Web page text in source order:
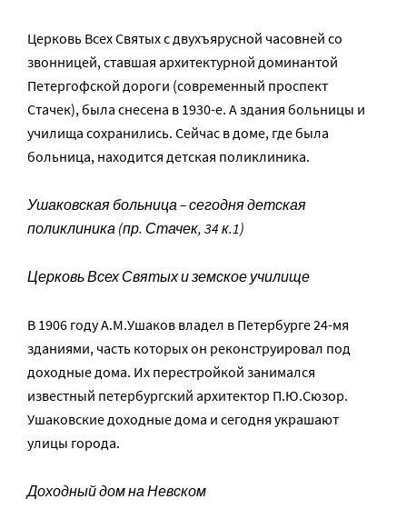
Церковь Всех Святых с двухъярусной часовней со
звонницей, ставшая архитектурной доминантой
Петергофской дороги (современный проспект
Стачек), была снесена в 1930-е. А здания больницы и
училища сохранились. Сейчас в доме, где была
больница, находится детская поликлиника.
Ушаковская больница – сегодня детская
поликлиника (пр. Стачек, 34 к.1)
Церковь Всех Святых и земское училище
В 1906 году А.М.Ушаков владел в Петербурге 24-мя
зданиями, часть которых он реконструировал под
доходные дома. Их перестройкой занимался
известный петербургский архитектор П.Ю.Сюзор.
Ушаковские доходные дома и сегодня украшают
улицы города.
Доходный дом на Невском